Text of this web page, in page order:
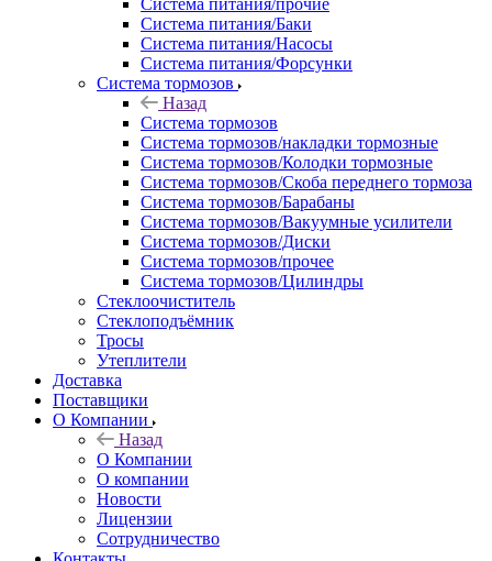
Система питания/прочие
Система питания/Баки
Система питания/Насосы
Система питания/Форсунки
Система тормозов
Назад
Система тормозов
Система тормозов/накладки тормозные
Система тормозов/Колодки тормозные
Система тормозов/Скоба переднего тормоза
Система тормозов/Барабаны
Система тормозов/Вакуумные усилители
Система тормозов/Диски
Система тормозов/прочее
Система тормозов/Цилиндры
Стеклоочиститель
Стеклоподъёмник
Тросы
Утеплители
Доставка
Поставщики
О Компании
Назад
О Компании
О компании
Новости
Лицензии
Сотрудничество